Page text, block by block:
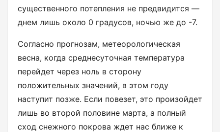
существенного потепления не предвидится —
днем лишь около 0 градусов, ночью же до -7.
Согласно прогнозам, метеорологическая
весна, когда среднесуточная температура
перейдет через ноль в сторону
положительных значений, в этом году
наступит позже. Если повезет, это произойдет
лишь во второй половине марта, а полный
сход снежного покрова ждет нас ближе к